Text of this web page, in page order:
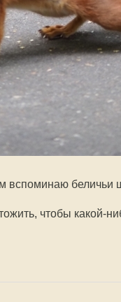
вспоминаю беличьи
чтобы какой-